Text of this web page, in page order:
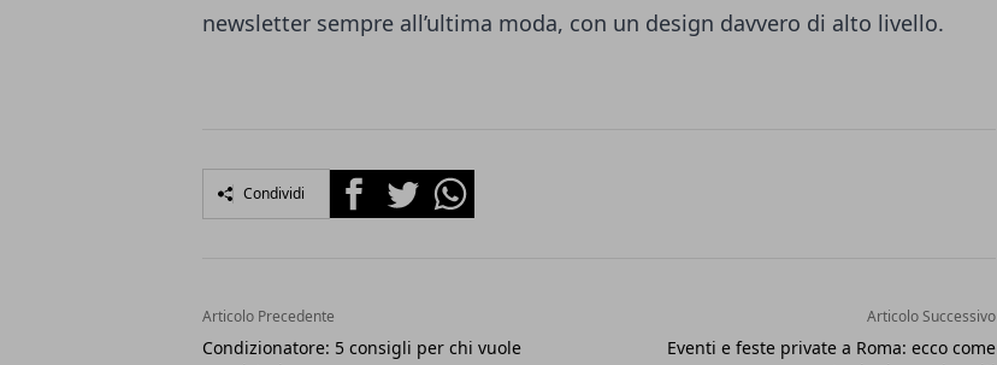
newsletter sempre all’ultima moda, con un design davvero di alto livello.
Condividi FacebookTwitterWhatsapp
Articolo Precedente
Condizionatore: 5 consigli per chi vuole
Articolo Successivo
Eventi e feste private a Roma: ecco come